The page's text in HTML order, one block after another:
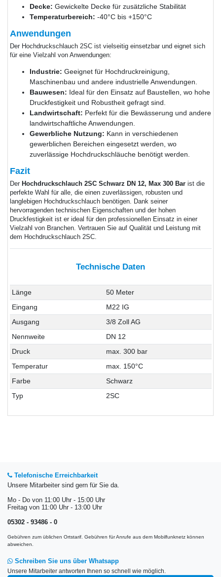
Decke: Gewickelte Decke für zusätzliche Stabilität
Temperaturbereich: -40°C bis +150°C
Anwendungen
Der Hochdruckschlauch 2SC ist vielseitig einsetzbar und eignet sich
für eine Vielzahl von Anwendungen:
Industrie: Geeignet für Hochdruckreinigung,
Maschinenbau und andere industrielle Anwendungen.
Bauwesen: Ideal für den Einsatz auf Baustellen, wo hohe
Druckfestigkeit und Robustheit gefragt sind.
Landwirtschaft: Perfekt für die Bewässerung und andere
landwirtschaftliche Anwendungen.
Gewerbliche Nutzung: Kann in verschiedenen
gewerblichen Bereichen eingesetzt werden, wo
zuverlässige Hochdruckschläuche benötigt werden.
Fazit
Der Hochdruckschlauch 2SC Schwarz DN 12, Max 300 Barist die
perfekte Wahl für alle, die einen zuverlässigen, robusten und
langlebigen Hochdruckschlauch benötigen. Dank seiner
hervorragenden technischen Eigenschaften und der hohen
Druckfestigkeit ist er ideal für den professionellen Einsatz in einer
Vielzahl von Branchen. Vertrauen Sie auf Qualität und Leistung mit
dem Hochdruckschlauch 2SC.
Technische Daten
Länge
50 Meter
Eingang
M22 IG
Ausgang
3/8 Zoll AG
Nennweite
DN 12
Druck
max. 300 bar
Temperatur
max. 150°C
Farbe
Schwarz
Typ
2SC
Telefonische Erreichbarkeit
Unsere Mitarbeiter sind gern für Sie da.
Mo - Do von 11:00 Uhr - 15:00 Uhr
Freitag von 11:00 Uhr - 13:00 Uhr
05302 - 93486 - 0
Gebühren zum üblichen Ortstarif. Gebühren für Anrufe aus dem Mobilfunknetz können
abweichen.
Schreiben Sie uns über Whatsapp
Unsere Mitarbeiter antworten Ihnen so schnell wie möglich.